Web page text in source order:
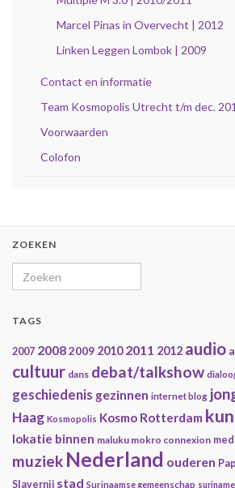
Marcel Pinas in Overvecht | 2012
Linken Leggen Lombok | 2009
Contact en informatie
Team Kosmopolis Utrecht t/m dec.
Voorwaarden
Colofon
ZOEKEN
Search for:
TAGS
2007 20082009 2010 2011 2012 audio
cultuur dans debat/talkshow
geschiedenis gezinnen internet blog
Haag Kosmopolis Kosmo Rotterdam
lokatie binnen maluku mokro connexion
muziek Nederland ouderen
Slavernij stad Surinaamse gemeenschap suriname